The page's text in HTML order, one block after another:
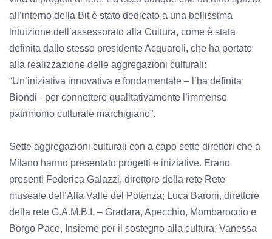
all’interno della Bit è stato dedicato a una bellissima
intuizione dell’assessorato alla Cultura, come è stata
definita dallo stesso presidente Acquaroli, che ha portato
alla realizzazione delle aggregazioni culturali:
“Un’iniziativa innovativa e fondamentale – l’ha definita
Biondi - per connettere qualitativamente l’immenso
patrimonio culturale marchigiano”.
Sette aggregazioni culturali con a capo sette direttori che a
Milano hanno presentato progetti e iniziative. Erano
presenti Federica Galazzi, direttore della rete Rete
museale dell’Alta Valle del Potenza; Luca Baroni, direttore
della rete G.A.M.B.I. – Gradara, Apecchio, Mombaroccio e
Borgo Pace, Insieme per il sostegno alla cultura; Vanessa